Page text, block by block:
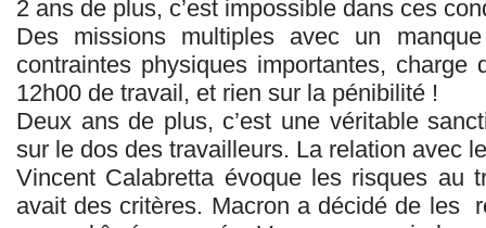
2 ans de plus, c’est impossible dans ces
Des missions multiples avec un
contraintes physiques importantes, charge
12h00 de travail, et rien sur la pénibilité !
Deux ans de plus, c’est une véritable
sur le dos des travailleurs. La relation avec
Vincent Calabretta évoque les risques au
avait des critères. Macron a décidé de les